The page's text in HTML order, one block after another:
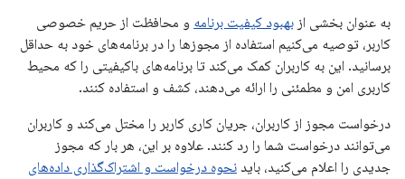
به عنوان بخشی از بهبود کیفیت برنامه و محافظت از حریم خصوصی
کاربر، توصیه می‌کنیم استفاده از مجوزها را در برنامه‌های خود به حداقل
برسانید. این به کاربران کمک می‌کند تا برنامه‌های باکیفیتی را که محیط
کاربری امن و مطمئنی را ارائه می‌دهند، کشف و استفاده کنند.
درخواست مجوز از کاربران، جریان کاری کاربر را مختل می‌کند و کاربران
می‌توانند درخواست شما را رد کنند. علاوه بر این، هر بار که مجوز
جدیدی را اعلام می‌کنید، باید نحوه درخواست و اشتراک‌گذاری داده‌های